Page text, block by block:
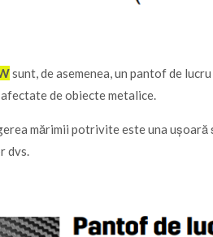
sunt, de asemenea, un pantof de
de obiecte metalice.
mărimii potrivite este una
dvs.